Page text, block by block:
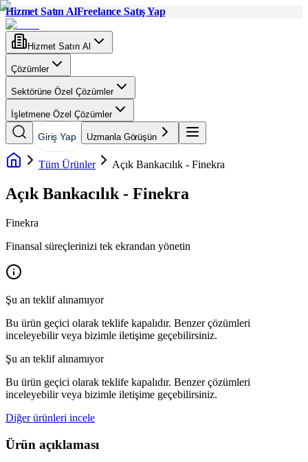
Hizmet Satın AlFreelance Satış Yap
Hizmet Satın Al
Çözümler
Sektörüne Özel Çözümler
İşletmene Özel Çözümler
Giriş Yap Uzmanla Görüşün
Tüm Ürünler Açık Bankacılık - Finekra
Açık Bankacılık - Finekra
Finekra
Finansal süreçlerinizi tek ekrandan yönetin
Şu an teklif alınamıyor
Bu ürün geçici olarak teklife kapalıdır. Benzer çözümleri
inceleyebilir veya bizimle iletişime geçebilirsiniz.
Şu an teklif alınamıyor
Bu ürün geçici olarak teklife kapalıdır. Benzer çözümleri
inceleyebilir veya bizimle iletişime geçebilirsiniz.
Diğer ürünleri incele
Ürün açıklaması